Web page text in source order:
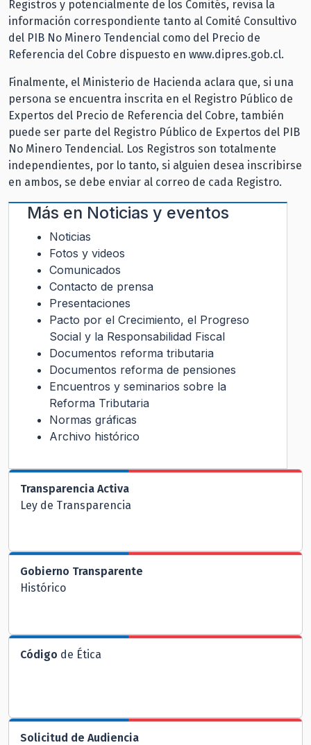
Registros y potencialmente de los Comités, revisa la
información correspondiente tanto al Comité Consultivo
del PIB No Minero Tendencial como del Precio de
Referencia del Cobre dispuesto en www.dipres.gob.cl.
Finalmente, el Ministerio de Hacienda aclara que, si una
persona se encuentra inscrita en el Registro Público de
Expertos del Precio de Referencia del Cobre, también
puede ser parte del Registro Público de Expertos del PIB
No Minero Tendencial. Los Registros son totalmente
independientes, por lo tanto, si alguien desea inscribirse
en ambos, se debe enviar al correo de cada Registro.
Más en Noticias y eventos
Noticias
Fotos y videos
Comunicados
Contacto de prensa
Presentaciones
Pacto por el Crecimiento, el Progreso
Social y la Responsabilidad Fiscal
Documentos reforma tributaria
Documentos reforma de pensiones
Encuentros y seminarios sobre la
Reforma Tributaria
Normas gráficas
Archivo histórico
Transparencia Activa
Ley de Transparencia
Gobierno Transparente
Histórico
Código de Ética
Solicitud de Audiencia